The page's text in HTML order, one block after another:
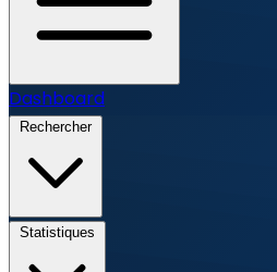
Dashboard
Rechercher
Statistiques